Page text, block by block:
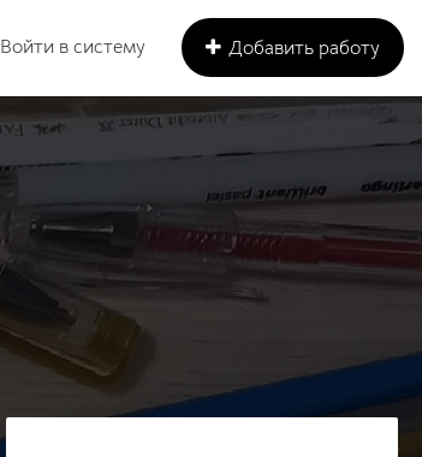
Добавить работу
Войти в систему